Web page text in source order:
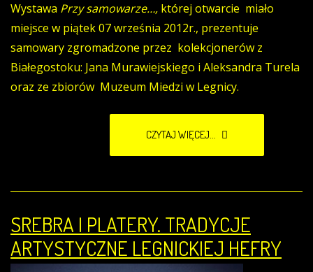
Wystawa Przy samowarze…, której otwarcie miało
miejsce w piątek 07 września 2012r., prezentuje
samowary zgromadzone przez kolekcjonerów z
Białegostoku: Jana Murawiejskiego i Aleksandra Turela
oraz ze zbiorów Muzeum Miedzi w Legnicy.
CZYTAJ WIĘCEJ...
SREBRA I PLATERY. TRADYCJE
ARTYSTYCZNE LEGNICKIEJ HEFRY